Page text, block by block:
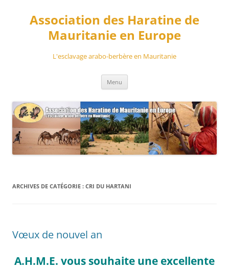
contenuAssociation des Haratine de
Mauritanie en Europe
L'esclavage arabo-berbère en Mauritanie
Menu
ARCHIVES DE CATÉGORIE : CRI DU HARTANI
Vœux de nouvel an
A.H.M.E. vous souhaite une excellente